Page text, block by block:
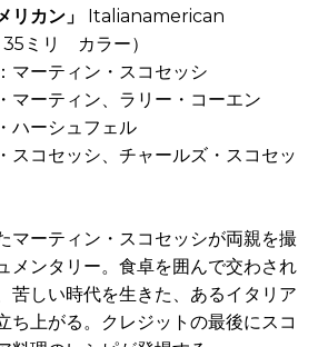
リカン」
Italianamerican
ミリ カラー）
マーティン・スコセッシ
マーティン、ラリー・コーエン
ハーシュフェル
スコセッシ、チャールズ・スコセッ
マーティン・スコセッシが両親を撮
メンタリー。食卓を囲んで交わされ
苦しい時代を生きた、あるイタリア
ち上がる。クレジットの最後にスコ